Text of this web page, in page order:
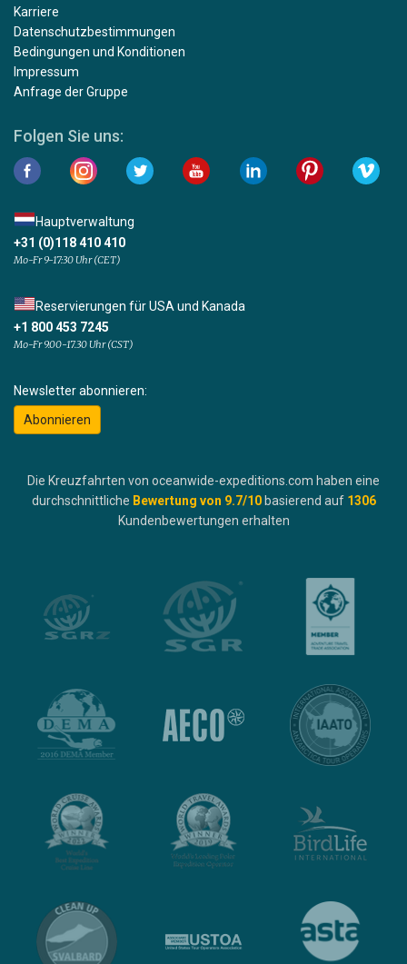
Karriere
Datenschutzbestimmungen
Bedingungen und Konditionen
Impressum
Anfrage der Gruppe
Folgen Sie uns:
Hauptverwaltung
+31 (0)118 410 410
Mo-Fr 9-17:30 Uhr (CET)
Reservierungen für USA und Kanada
+1 800 453 7245
Mo-Fr 9.00-17.30 Uhr (CST)
Newsletter abonnieren:
Abonnieren
Die Kreuzfahrten von oceanwide-expeditions.com haben eine
durchschnittliche Bewertung von 9.7/10 basierend auf 1306
Kundenbewertungen erhalten